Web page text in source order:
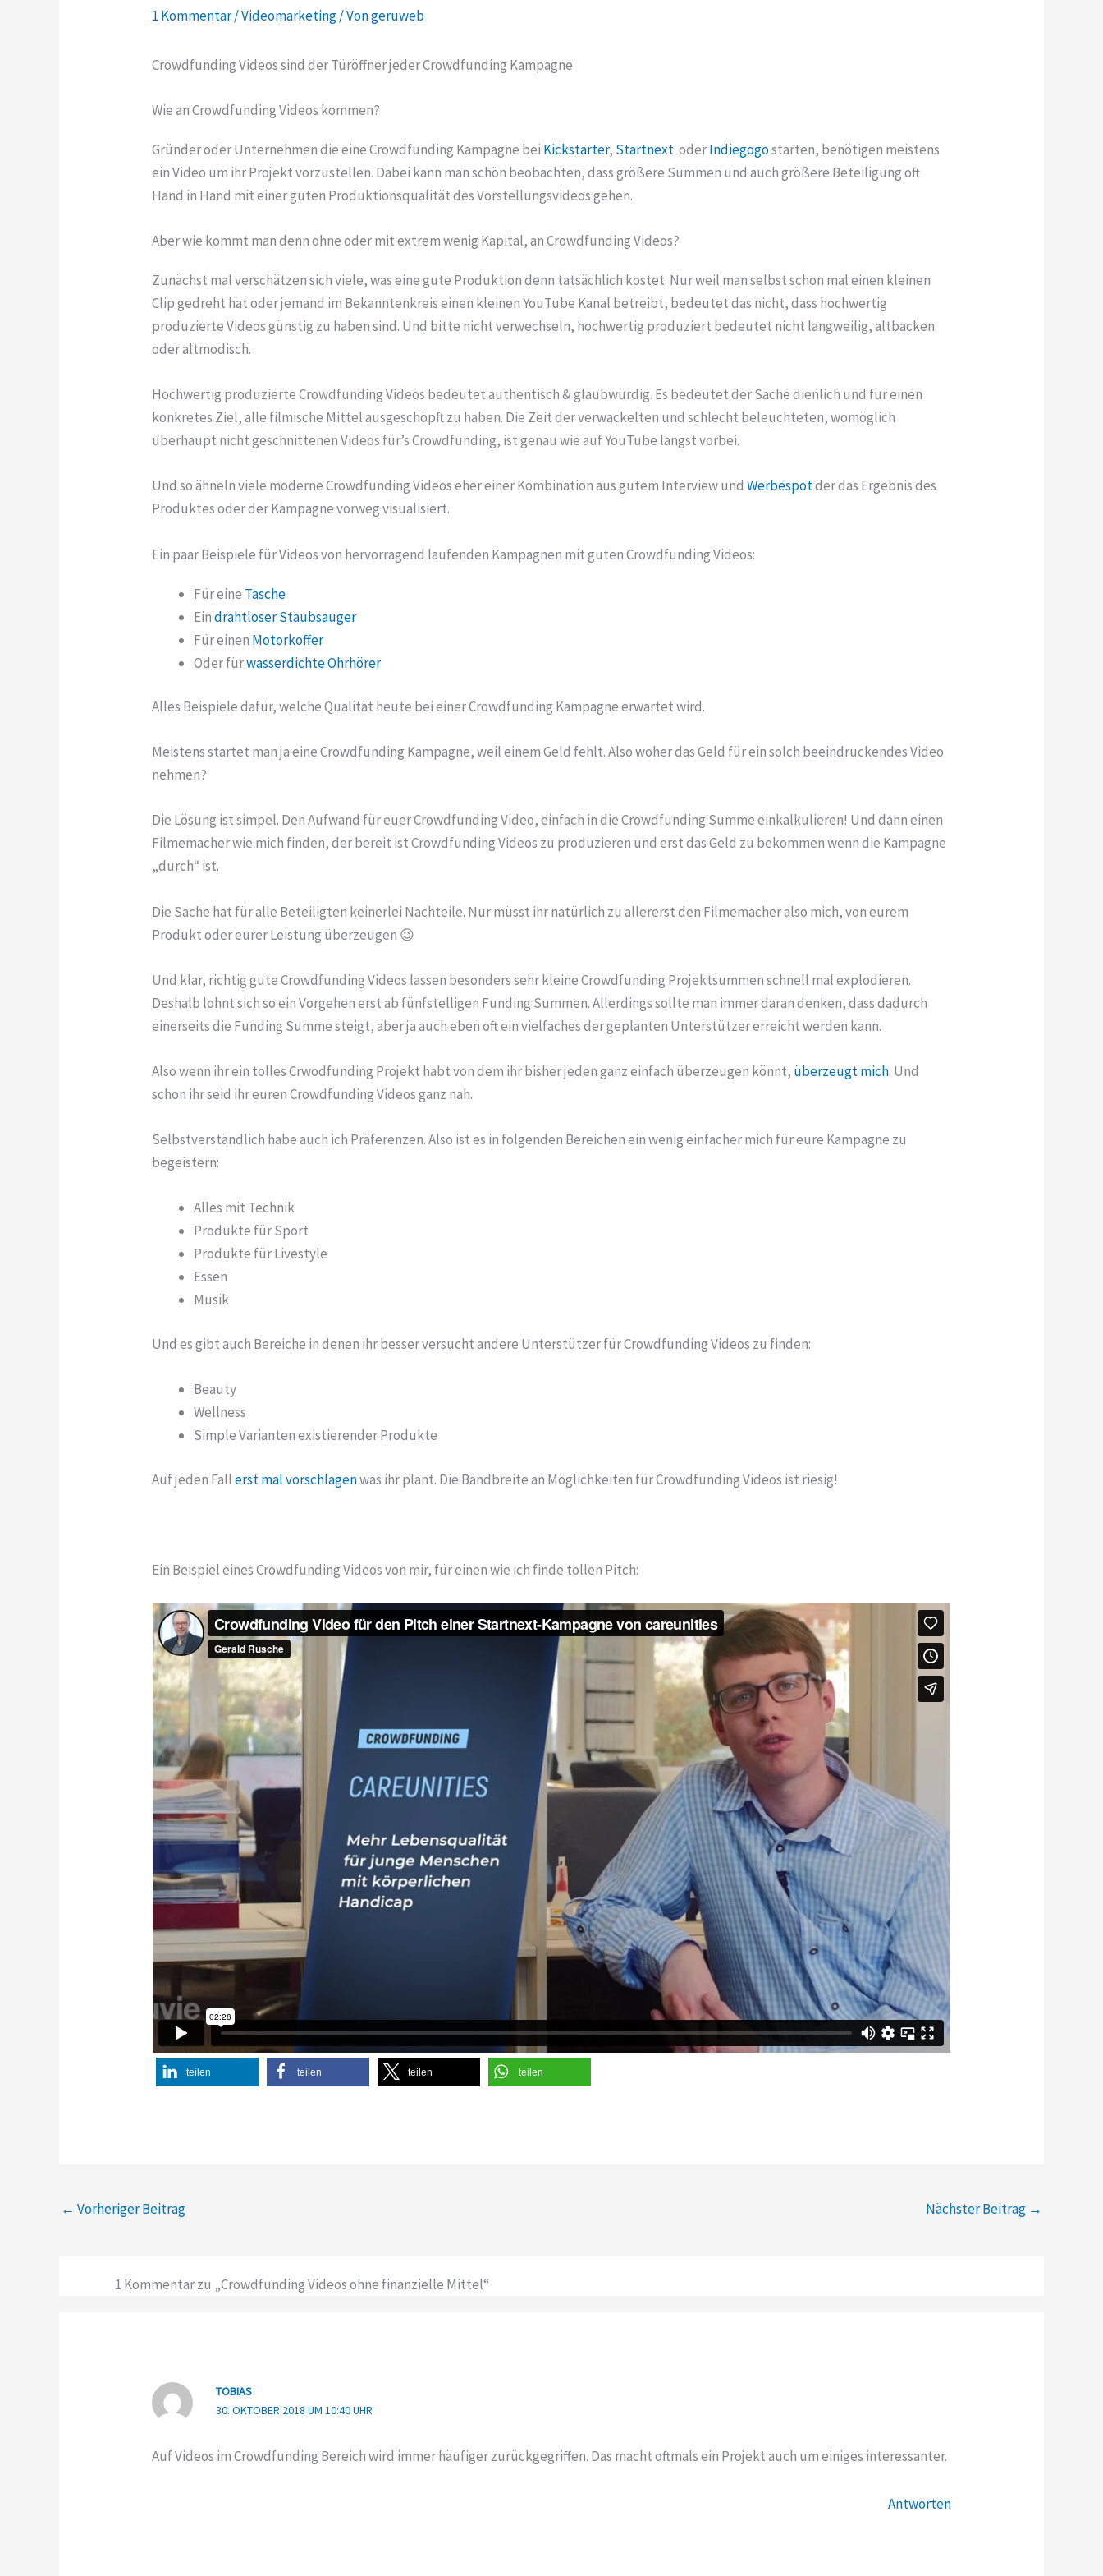
1 Kommentar/Videomarketing/ Vongeruweb
Crowdfunding Videos sind der Türöffner jeder Crowdfunding Kampagne
Wie an Crowdfunding Videos kommen?
Gründer oder Unternehmen die eine Crowdfunding Kampagne bei Kickstarter, Startnext oderIndiegogostarten, benötigen meistens
ein Video um ihr Projekt vorzustellen. Dabei kann man schön beobachten, dass größere Summen und auch größere Beteiligung oft
Hand in Hand mit einer guten Produktionsqualität des Vorstellungsvideos gehen.
Aber wie kommt man denn ohne oder mit extrem wenig Kapital, an Crowdfunding Videos?
Zunächst mal verschätzen sich viele, was eine gute Produktion denn tatsächlich kostet. Nur weil man selbst schon mal einen kleinen
Clip gedreht hat oder jemand im Bekanntenkreis einen kleinen YouTube Kanal betreibt, bedeutet das nicht, dass hochwertig
produzierte Videos günstig zu haben sind. Und bitte nicht verwechseln, hochwertig produziert bedeutet nicht langweilig, altbacken
oder altmodisch.
Hochwertig produzierte Crowdfunding Videos bedeutet authentisch & glaubwürdig. Es bedeutet der Sache dienlich und für einen
konkretes Ziel, alle filmische Mittel ausgeschöpft zu haben. Die Zeit der verwackelten und schlecht beleuchteten, womöglich
überhaupt nicht geschnittenen Videos für’s Crowdfunding, ist genau wie auf YouTube längst vorbei.
Und so ähneln viele moderne Crowdfunding Videos eher einer Kombination aus gutem Interview undWerbespotder das Ergebnis des
Produktes oder der Kampagne vorweg visualisiert.
Ein paar Beispiele für Videos von hervorragend laufenden Kampagnen mit guten Crowdfunding Videos:
Für eine Tasche
Eindrahtloser Staubsauger
Für einen Motorkoffer
Oder fürwasserdichte Ohrhörer
Alles Beispiele dafür, welche Qualität heute bei einer Crowdfunding Kampagne erwartet wird.
Meistens startet man ja eine Crowdfunding Kampagne, weil einem Geld fehlt. Also woher das Geld für ein solch beeindruckendes Video
nehmen?
Die Lösung ist simpel. Den Aufwand für euer Crowdfunding Video, einfach in die Crowdfunding Summe einkalkulieren! Und dann einen
Filmemacher wie mich finden, der bereit ist Crowdfunding Videos zu produzieren und erst das Geld zu bekommen wenn die Kampagne
„durch“ ist.
Die Sache hat für alle Beteiligten keinerlei Nachteile. Nur müsst ihr natürlich zu allererst den Filmemacher also mich, von eurem
Produkt oder eurer Leistung überzeugen 😉
Und klar, richtig gute Crowdfunding Videos lassen besonders sehr kleine Crowdfunding Projektsummen schnell mal explodieren.
Deshalb lohnt sich so ein Vorgehen erst ab fünfstelligen Funding Summen. Allerdings sollte man immer daran denken, dass dadurch
einerseits die Funding Summe steigt, aber ja auch eben oft ein vielfaches der geplanten Unterstützer erreicht werden kann.
Also wenn ihr ein tolles Crwodfunding Projekt habt von dem ihr bisher jeden ganz einfach überzeugen könnt, überzeugt mich. Und
schon ihr seid ihr euren Crowdfunding Videos ganz nah.
Selbstverständlich habe auch ich Präferenzen. Also ist es in folgenden Bereichen ein wenig einfacher mich für eure Kampagne zu
begeistern:
Alles mit Technik
Produkte für Sport
Produkte für Livestyle
Essen
Musik
Und es gibt auch Bereiche in denen ihr besser versucht andere Unterstützer für Crowdfunding Videos zu finden:
Beauty
Wellness
Simple Varianten existierender Produkte
Auf jeden Fallerst mal vorschlagenwas ihr plant. Die Bandbreite an Möglichkeiten für Crowdfunding Videos ist riesig!
Ein Beispiel eines Crowdfunding Videos von mir, für einen wie ich finde tollen Pitch:
teilen teilen teilen teilen
← Vorheriger Beitrag Nächster Beitrag →
1 Kommentar zu „Crowdfunding Videos ohne finanzielle Mittel“
TOBIAS
30. OKTOBER 2018 UM 10:40 UHR
Auf Videos im Crowdfunding Bereich wird immer häufiger zurückgegriffen. Das macht oftmals ein Projekt auch um einiges interessanter.
Antworten